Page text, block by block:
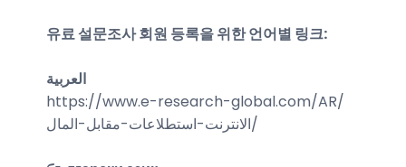
유료 설문조사 회원 등록을 위한 언어별 링크:
العربية
https://www.e-research-global.com/AR/
الانترنت-استطلاعات-مقابل-المال/